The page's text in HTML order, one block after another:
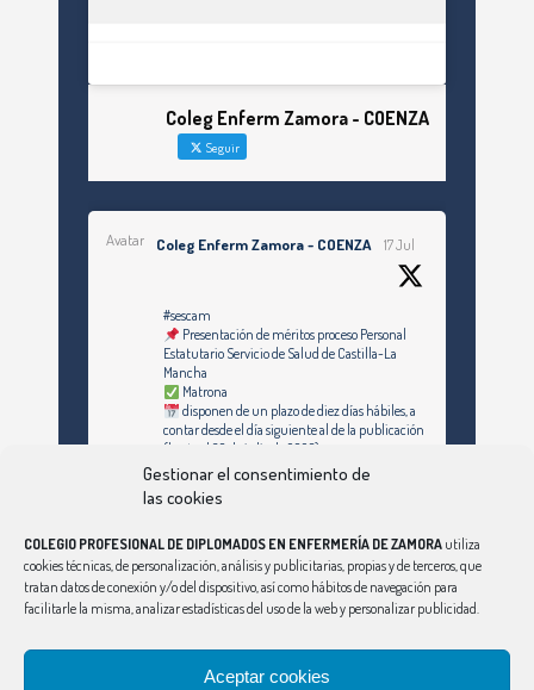
Gestionar el consentimiento de
las cookies
COLEGIO PROFESIONAL DE DIPLOMADOS EN ENFERMERÍA DE ZAMORA utiliza
cookies técnicas, de personalización, análisis y publicitarias, propias y de terceros, que
tratan datos de conexión y/o del dispositivo, así como hábitos de navegación para
facilitarle la misma, analizar estadísticas del uso de la web y personalizar publicidad.
Aceptar cookies
Coleg Enferm Zamora - COENZA
Seguir
Avatar Coleg Enferm Zamora - COENZA 17 Jul
#sescam
Presentación de méritos proceso Personal
Estatutario Servicio de Salud de Castilla-La
Mancha
Matrona
disponen de un plazo de diez días hábiles, a
contar desde el día siguiente al de la publicación
(hasta el 30 de julio de 2026)
https://enfermeriazamora.com/enfermeria-y-
especialidades-personal-estatutario-servicio-
plazas/#MATRONA
Twitter
Síguenos en Instagram